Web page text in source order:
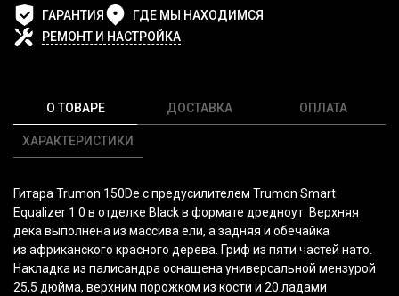
ГАРАНТИЯ
ГДЕ МЫ НАХОДИМСЯ
РЕМОНТ И НАСТРОЙКА
О ТОВАРЕ
ХАРАКТЕРИСТИКИ
ДОСТАВКА ОПЛАТА
Гитара Trumon 150De с предусилителем Trumon Smart
Equalizer 1.0 в отделке Black в формате дредноут. Верхняя
дека выполнена из массива ели, а задняя и обечайка
из африканского красного дерева. Гриф из пяти частей нато.
Накладка из палисандра оснащена универсальной мензурой
25,5 дюйма, верхним порожком из кости и 20 ладами